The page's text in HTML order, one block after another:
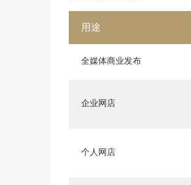
用途
全媒体商业发布
企业网店
个人网店